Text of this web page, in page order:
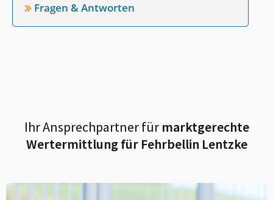
Fragen & Antworten
Ihr Ansprechpartner fürmarktgerechte
Wertermittlung für Fehrbellin Lentzke